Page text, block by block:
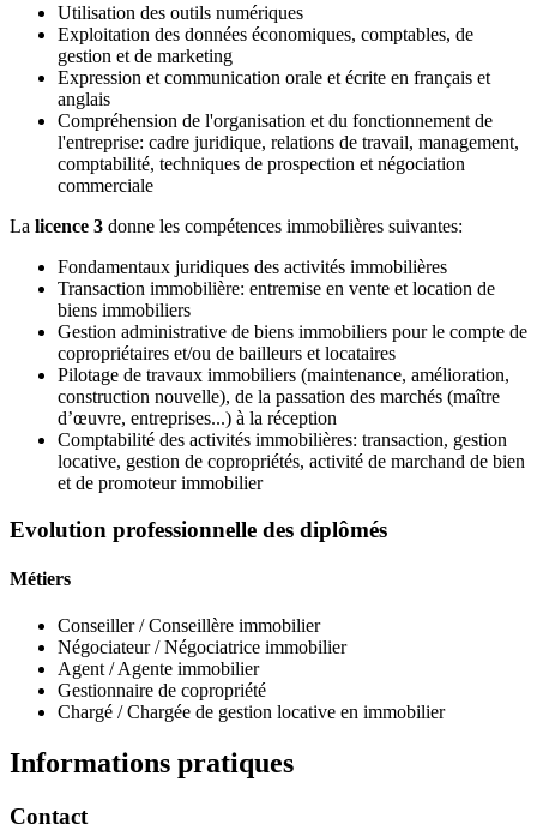
Utilisation des outils numériques
Exploitation des données économiques, comptables, de
gestion et de marketing
Expression et communication orale et écrite en français et
anglais
Compréhension de l'organisation et du fonctionnement de
l'entreprise: cadre juridique, relations de travail, management,
comptabilité, techniques de prospection et négociation
commerciale
La licence 3 donne les compétences immobilières suivantes:
Fondamentaux juridiques des activités immobilières
Transaction immobilière: entremise en vente et location de
biens immobiliers
Gestion administrative de biens immobiliers pour le compte de
copropriétaires et/ou de bailleurs et locataires
Pilotage de travaux immobiliers (maintenance, amélioration,
construction nouvelle), de la passation des marchés (maître
d’œuvre, entreprises...) à la réception
Comptabilité des activités immobilières: transaction, gestion
locative, gestion de copropriétés, activité de marchand de bien
et de promoteur immobilier
Evolution professionnelle des diplômés
Métiers
Conseiller / Conseillère immobilier
Négociateur / Négociatrice immobilier
Agent / Agente immobilier
Gestionnaire de copropriété
Chargé / Chargée de gestion locative en immobilier
Informations pratiques
Contact